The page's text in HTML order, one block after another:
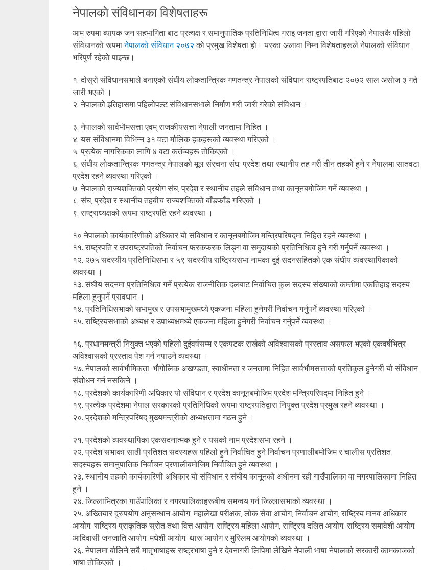
नेपालकाे संविधानका विशेषताहरू
आम रुपमा ब्यापक जन सहभागिता बाट प्रत्यक्ष र समानुपातिक प्रतिनिधित्व गराइ जनता द्वारा जारी गरिएकाे नेपालकै पहिलाे
संविधानकाे रूपमानेपालकाे संविधान २०७२काे प्रमुख विशेषता हाे। यस्का अलावा निम्न विशेषताहरूले नेपालकाे संविधान
भरिपुर्ण रहेकाे पाइन्छ।
१. दोस्रो संविधानसभाले बनाएको संघीय लोकतान्त्रिक गणतन्त्र नेपालको संविधान राष्ट्रपतिबाट २०७२ साल असोज ३ गते
जारी भएको ।
२. नेपालको इतिहासमा पहिलोपल्ट संविधानसभाले निर्माण गरी जारी गरेको संविधान ।
३. नेपालको सार्वभौमसत्ता एवम् राजकीयसत्ता नेपाली जनतामा निहित ।
४. यस संविधानमा विभिन्न ३१ वटा मौलिक हकहरूको व्यवस्था गरिएको ।
५. प्रत्येक नागरिकका लागि ४ वटा कर्तव्यहरू तोकिएको ।
६. संघीय लोकतान्त्रिक गणतन्त्र नेपालको मूल संरचना संघ, प्रदेश तथा स्थानीय तह गरी तीन तहको हुने र नेपालमा सातवटा
प्रदेश रहने व्यवस्था गरिएको ।
७. नेपालको राज्यशक्तिको प्रयोग संघ, प्रदेश र स्थानीय तहले संविधान तथा कानूनबमोजिम गर्ने व्यवस्था ।
८. संघ, प्रदेश र स्थानीय तहबीच राज्यशक्तिको बाँडफाँड गरिएको ।
९. राष्ट्राध्यक्षको रूपमा राष्ट्रपति रहने व्यवस्था ।
१० नेपालको कार्यकारिणीको अधिकार यो संविधान र कानूनबमोजिम मन्त्रिपरिषद्मा निहित रहने व्यवस्था ।
११. राष्ट्रपति र उपराष्ट्रपतिको निर्वाचन फरकफरक लिङ्ग वा समुदायको प्रतिनिधित्व हुने गरी गर्नुपर्ने व्यवस्था ।
१२. २७५ सदस्यीय प्रतिनिधिसभा र ५९ सदस्यीय राष्ट्रियसभा नामका दुई सदनसहितको एक संघीय व्यवस्थापिकाको
व्यवस्था ।
१३. संघीय सदनमा प्रतिनिधित्व गर्ने प्रत्येक राजनीतिक दलबाट निर्वाचित कुल सदस्य संख्याको कम्तीमा एकतिहाइ सदस्य
महिला हुनुपर्ने प्रावधान ।
१४. प्रतिनिधिसभाको सभामुख र उपसभामुखमध्ये एकजना महिला हुनेगरी निर्वाचन गर्नुपर्ने व्यवस्था गरिएको ।
१५. राष्ट्रियसभाको अध्यक्ष र उपाध्यक्षमध्ये एकजना महिला हुनेगरी निर्वाचन गर्नुपर्ने व्यवस्था ।
१६. प्रधानमन्त्री नियुक्त भएको पहिलो दुईवर्षसम्म र एकपटक राखेको अविश्वासको प्रस्ताव असफल भएको एकवर्षभित्र
अविश्वासको प्रस्ताव पेश गर्न नपाउने व्यवस्था ।
१७. नेपालको सार्वभौमिकता, भौगोलिक अखण्डता, स्वाधीनता र जनतामा निहित सार्वभौमसत्ताको प्रतिकूल हुनेगरी यो संविधान
संशोधन गर्न नसकिने ।
१८. प्रदेशको कार्यकारिणी अधिकार यो संविधान र प्रदेश कानूनबमोजिम प्रदेश मन्त्रिपरिषद्मा निहित हुने ।
१९. प्रत्येक प्रदेशमा नेपाल सरकारको प्रतिनिधिको रूपमा राष्ट्रपतिद्वारा नियुक्त प्रदेश प्रमुख रहने व्यवस्था ।
२०. प्रदेशको मन्त्रिपरिषद् मुख्यमन्त्रीको अध्यक्षतामा गठन हुने ।
२१. प्रदेशको व्यवस्थापिका एकसदनात्मक हुने र यसको नाम प्रदेशसभा रहने ।
२२. प्रदेश सभाका साठी प्रतिशत सदस्यहरू पहिलो हुने निर्वाचित हुने निर्वाचन प्रणालीबमोजिम र चालीस प्रतिशत
सदस्यहरू समानुपातिक निर्वाचन प्रणालीबमोजिम निर्वाचित हुने व्यवस्था ।
२३. स्थानीय तहको कार्यकारिणी अधिकार यो संविधान र संघीय कानूनको अधीनमा रही गाउँपालिका वा नगरपालिकामा निहित
हुने ।
२४. जिल्लाभित्रका गाउँपालिका र नगरपालिकाहरूबीच समन्वय गर्न जिल्लासभाको व्यवस्था ।
२५. अख्तियार दुरुपयोग अनुसन्धान आयोग, महालेखा परीक्षक, लोक सेवा आयोग, निर्वाचन आयोग, राष्ट्रिय मानव अधिकार
आयोग, राष्ट्रिय प्राकृतिक स्रोत तथा वित्त आयोग, राष्ट्रिय महिला आयोग, राष्ट्रिय दलित आयोग, राष्ट्रिय समावेशी आयोग,
आदिवासी जनजाति आयोग, मधेशी आयोग, थारू आयोग र मुस्लिम आयोगको व्यवस्था ।
२६. नेपालमा बोलिने सबै मातृभाषाहरू राष्ट्रभाषा हुने र देवनागरी लिपिमा लेखिने नेपाली भाषा नेपालको सरकारी कामकाजको
भाषा तोकिएको ।